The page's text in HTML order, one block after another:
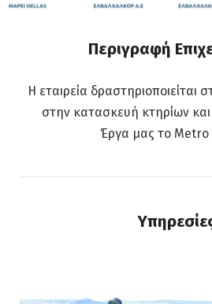
Περιγραφή
Η εταιρεία δραστηριοποιείται
στην κατασκευή κτηρίων
Έργα μας το